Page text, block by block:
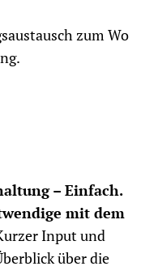
zum Wo
– Einfach.
mit dem
Input und
über die